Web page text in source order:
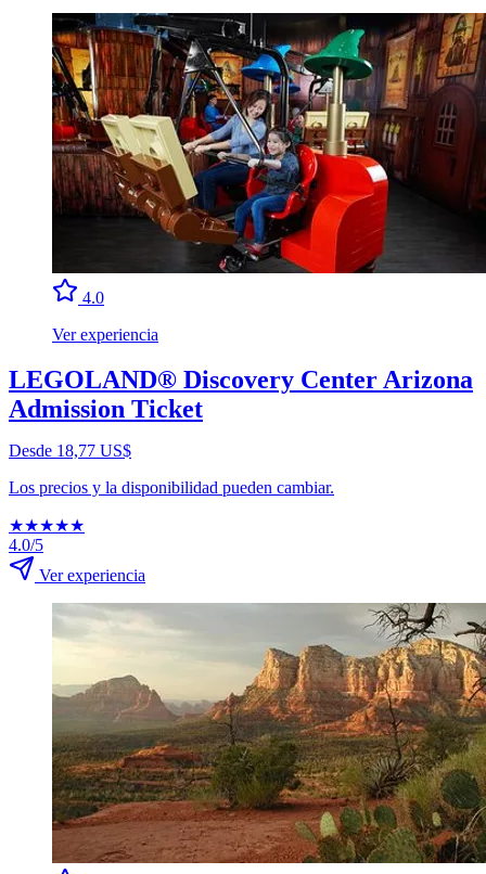
4.0
Ver experiencia
LEGOLAND® Discovery Center Arizona
Admission Ticket
Desde 18,77 US$
Los precios y la disponibilidad pueden cambiar.
★★★★★
4.0/5
Ver experiencia